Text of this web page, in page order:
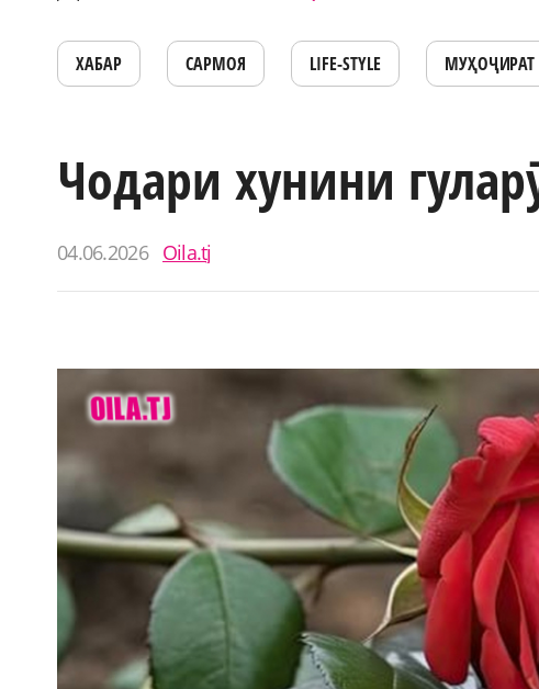
ХАБАР САРМОЯ LIFE-STYLE МУҲОҶИРАТ
Чодари хунини
04.06.2026 Oila.tj